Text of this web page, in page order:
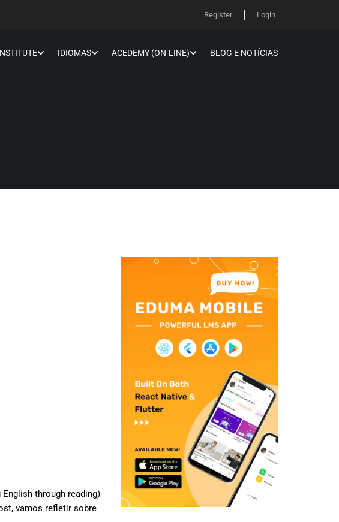
Register Login
IDIOMAS ACEDEMY (ON-LINE) BLOG E NOTÍCIAS
through reading)
vamos refletir sobre